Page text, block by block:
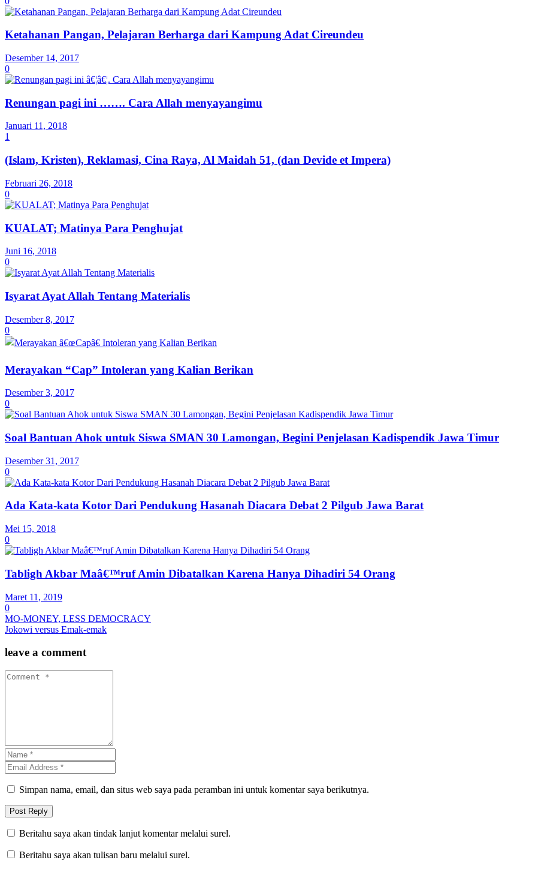
Ketahanan Pangan, Pelajaran Berharga dari Kampung Adat Cireundeu
Desember 14, 2017
0
Renungan pagi ini ……. Cara Allah menyayangimu
Januari 11, 2018
1
(Islam, Kristen), Reklamasi, Cina Raya, Al Maidah 51, (dan Devide et Impera)
Februari 26, 2018
0
KUALAT; Matinya Para Penghujat
Juni 16, 2018
0
Isyarat Ayat Allah Tentang Materialis
Desember 8, 2017
0
Merayakan “Cap” Intoleran yang Kalian Berikan
Desember 3, 2017
0
Soal Bantuan Ahok untuk Siswa SMAN 30 Lamongan, Begini Penjelasan Kadispendik Jawa Timur
Desember 31, 2017
0
Ada Kata-kata Kotor Dari Pendukung Hasanah Diacara Debat 2 Pilgub Jawa Barat
Mei 15, 2018
0
Tabligh Akbar Maâ€™ruf Amin Dibatalkan Karena Hanya Dihadiri 54 Orang
Maret 11, 2019
0
MO-MONEY, LESS DEMOCRACY
Jokowi versus Emak-emak
leave a comment
Simpan nama, email, dan situs web saya pada peramban ini untuk komentar saya berikutnya.
Beritahu saya akan tindak lanjut komentar melalui surel.
Beritahu saya akan tulisan baru melalui surel.